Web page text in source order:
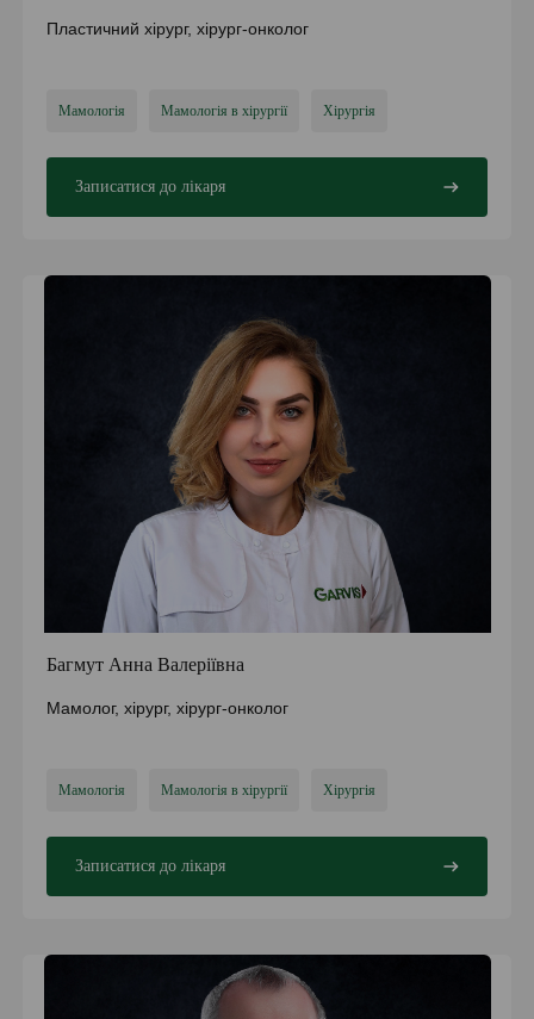
Пластичний хірург, хірург-онколог
Мамологія Мамологія в хірургії Хірургія
Записатися до лікаря
Багмут Анна Валеріївна
Мамолог, хірург, хірург-онколог
Мамологія Мамологія в хірургії Хірургія
Записатися до лікаря